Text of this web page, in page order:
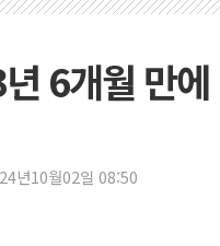
6개월 만
년10월02일 08:50